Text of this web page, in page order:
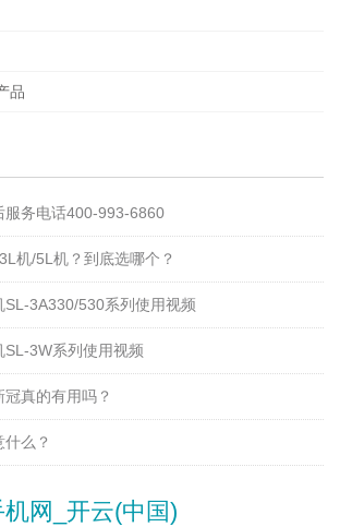
品
服务电话400-993-6860
机/5L机？到底选哪个？
SL-3A330/530系列使用视频
SL-3W系列使用视频
真的有用吗？
么？
网_开云(中国)